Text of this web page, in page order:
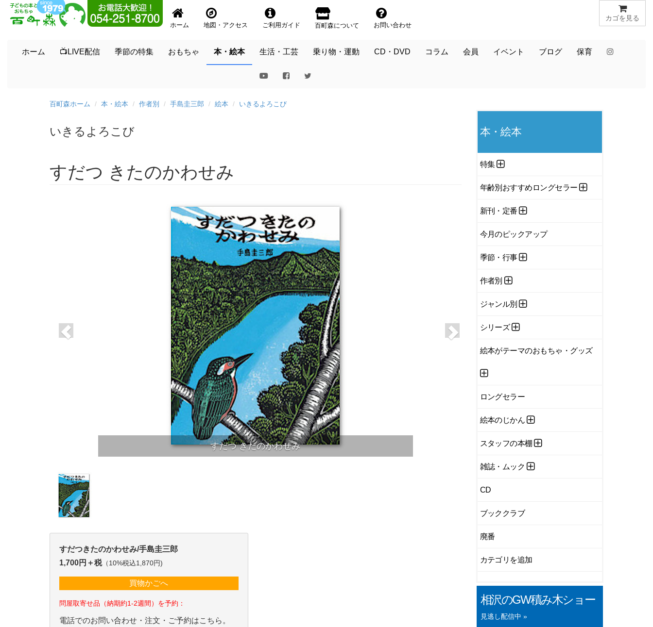
カゴを見る
ホーム 地図・アクセス ご利用ガイド 百町森について お問い合わせ
ホーム 📺LIVE配信 季節の特集 おもちゃ 本・絵本 生活・工芸 乗り物・運動 CD・DVD コラム 会員 イベント ブログ 保育
百町森ホーム 本・絵本 作者別 手島圭三郎 絵本 いきるよろこび
いきるよろこび
すだつ きたのかわせみ
すだつ きたのかわせみ
すだつきたのかわせみ/手島圭三郎
1,700円＋税（10%税込1,870円)
買物かごへ
問屋取寄せ品（納期約1-2週間）を予約：
電話でのお問い合わせ・注文・ご予約はこちら。
本・絵本
特集
年齢別おすすめロングセラー
新刊・定番
今月のピックアップ
季節・行事
作者別
ジャンル別
シリーズ
絵本がテーマのおもちゃ・グッズ
ロングセラー
絵本のじかん
スタッフの本棚
雑誌・ムック
CD
ブッククラブ
廃番
カテゴリを追加
相沢のGW積み木ショー
見逃し配信中 »